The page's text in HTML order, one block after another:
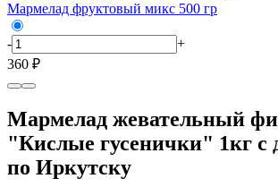
Мармелад фруктовый микс 500 гр
-
+
360 ₽
Мармелад жевательный
"Кислые гусенички" 1кг с
по Иркутску